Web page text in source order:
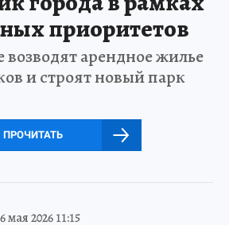
приоритетов
возводят арендное жилье
и строят новый парк
ПРОЧИТАТЬ
мая 2026 11:15